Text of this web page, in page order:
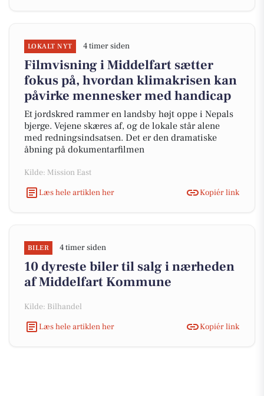
LOKALT NYT 4 timer siden
Filmvisning i Middelfart sætter
fokus på, hvordan klimakrisen kan
påvirke mennesker med handicap
Et jordskred rammer en landsby højt oppe i Nepals
bjerge. Vejene skæres af, og de lokale står alene
med redningsindsatsen. Det er den dramatiske
åbning på dokumentarfilmen
Kilde: Mission East
Læs hele artiklen her
Kopiér link
BILER 4 timer siden
10 dyreste biler til salg i nærheden
af Middelfart Kommune
Kilde: Bilhandel
Læs hele artiklen her
Kopiér link